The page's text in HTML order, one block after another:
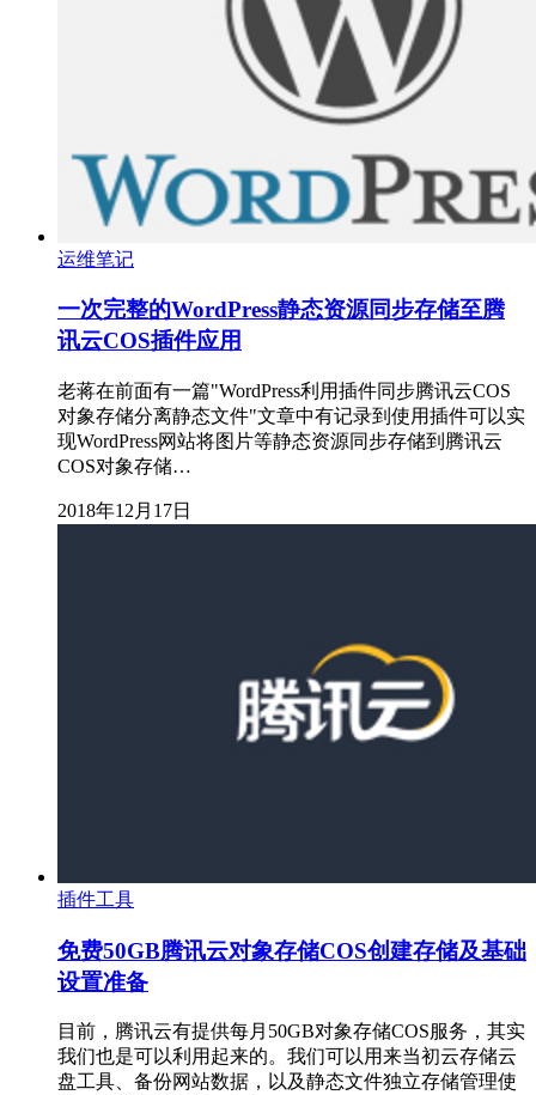
运维笔记
一次完整的WordPress静态资源同步存储至腾
讯云COS插件应用
老蒋在前面有一篇"WordPress利用插件同步腾讯云COS
对象存储分离静态文件"文章中有记录到使用插件可以实
现WordPress网站将图片等静态资源同步存储到腾讯云
COS对象存储…
2018年12月17日
插件工具
免费50GB腾讯云对象存储COS创建存储及基础
设置准备
目前，腾讯云有提供每月50GB对象存储COS服务，其实
我们也是可以利用起来的。我们可以用来当初云存储云
盘工具、备份网站数据，以及静态文件独立存储管理使